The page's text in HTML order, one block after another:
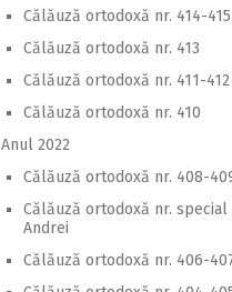
Călăuză ortodoxă nr. 414-415
Călăuză ortodoxă nr. 413
Călăuză ortodoxă nr. 411-412
Călăuză ortodoxă nr. 410
Anul 2022
Călăuză ortodoxă nr. 408-
Călăuză ortodoxă nr. special
Andrei
Călăuză ortodoxă nr. 406-